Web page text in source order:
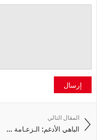
إرسال
المقال التالي
الباهي الأدغم: الـزعـامة ...